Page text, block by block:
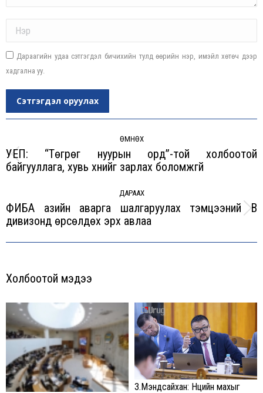
Дараагийн удаа сэтгэгдэл бичихийн тулд өөрийн нэр, имэйл хөтөч дээр
хадгална уу.
Сэтгэгдэл оруулах
ӨМНӨХ
Previous
post:
УЕП: “Төгрөг нуурын орд”-той холбоотой
байгууллага, хувь хүнийг зарлах боломжгүй
ДАРААХ
Next
ФИБА азийн аварга шалгаруулах тэмцээний B
дивизонд өрсөлдөх эрх авлаа
Холбоотой мэдээ
З.Мэндсайхан: Нөөцийн махыг